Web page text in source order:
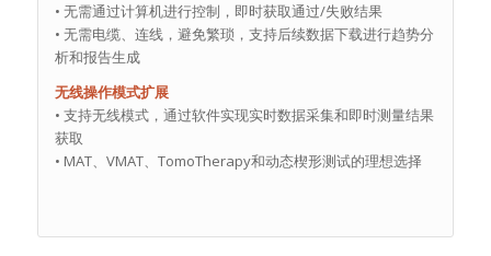
• 无需通过计算机进行控制，即时获取通过/失败结果
• 无需电缆、连线，避免繁琐，支持后续数据下载进行趋势分
析和报告生成
无线操作模式扩展
• 支持无线模式，通过软件实现实时数据采集和即时测量结果
获取
• MAT、VMAT、TomoTherapy和动态楔形测试的理想选择